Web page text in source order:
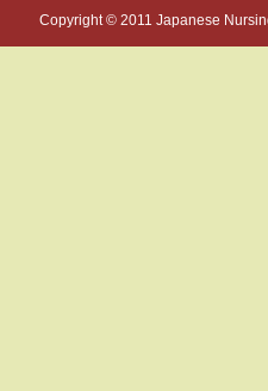
Copyright © 2011 Japanese